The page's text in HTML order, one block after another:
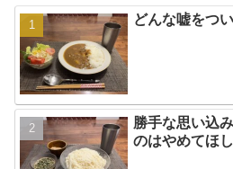
どんな嘘をつ
勝手な思い込
のはやめてほ